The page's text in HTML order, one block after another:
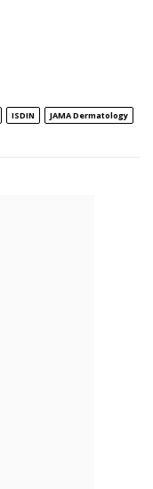
ISDIN
JAMA Dermatology